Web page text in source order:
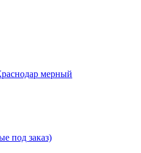
мерный
под заказ)